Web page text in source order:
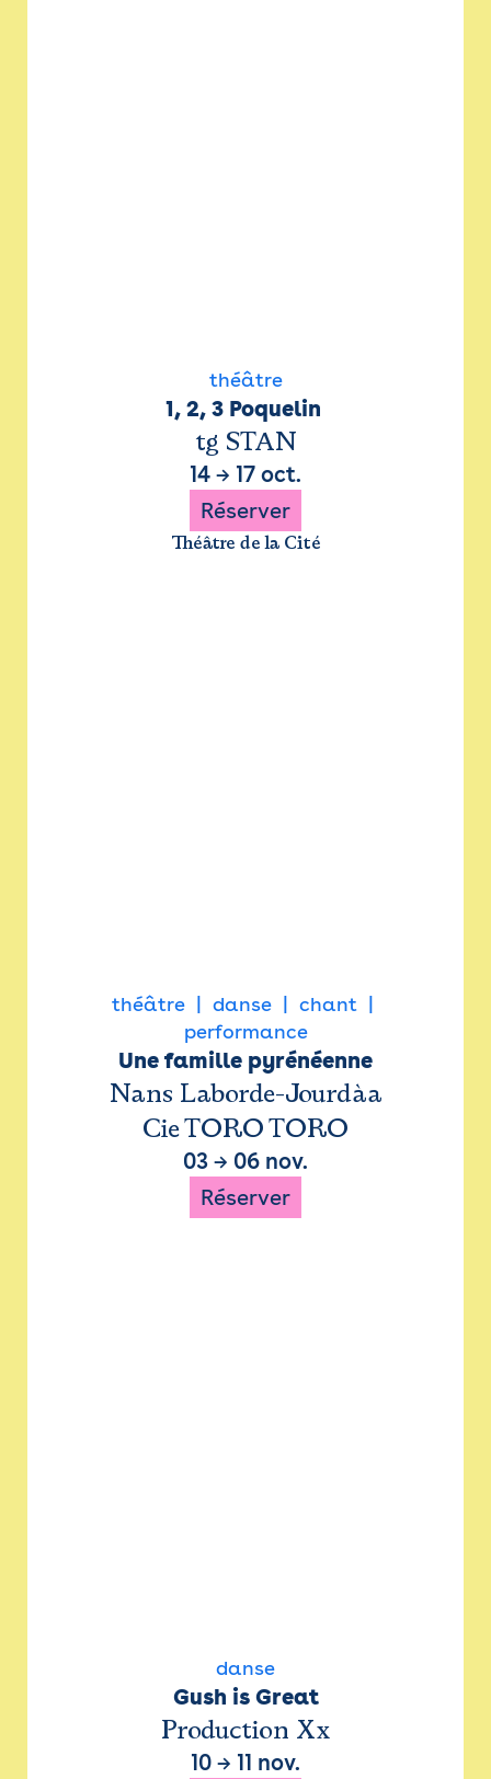
théâtre
1, 2, 3 Poquelin
tg STAN
14 → 17 oct.
Réserver
Théâtre de la Cité
théâtre danse
chant
performance
Une famille pyrénéenne
Nans Laborde-Jourdàa
Cie TORO TORO
03 → 06 nov.
Réserver
danse
Gush is Great
Production Xx
10 → 11 nov.